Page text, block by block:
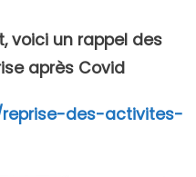
voici un rappel des
après Covid
des-activites-